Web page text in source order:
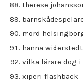
therese
mord
hanna
vilka lärare dog i
xiperi flashback